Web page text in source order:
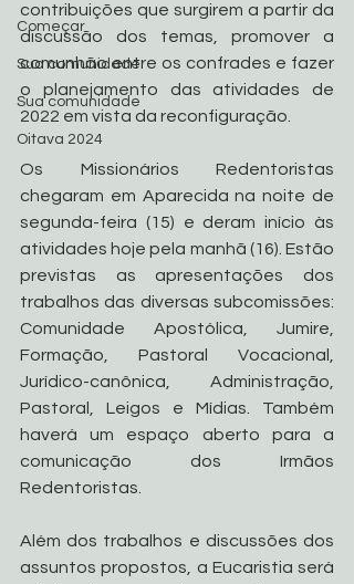
Começar
Sua comunidade
Sua comunidade
Oitava 2024
contribuições que surgirem a partir da
discussão dos temas, promover a
comunhão entre os confrades e fazer
o planejamento das atividades de
2022 em vista da reconfiguração.
Os Missionários Redentoristas
chegaram em Aparecida na noite de
segunda-feira (15) e deram início às
atividades hoje pela manhã (16). Estão
previstas as apresentações dos
trabalhos das diversas subcomissões:
Comunidade Apostólica, Jumire,
Formação, Pastoral Vocacional,
Jurídico-canônica, Administração,
Pastoral, Leigos e Mídias. Também
haverá um espaço aberto para a
comunicação dos Irmãos
Redentoristas.
Além dos trabalhos e discussões dos
assuntos propostos, a Eucaristia será